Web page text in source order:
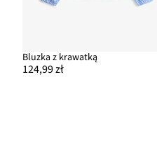
Bluzka z krawatką
124,99 zł